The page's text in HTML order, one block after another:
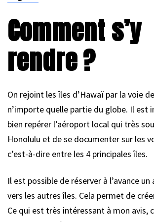
Comment s’y
rendre ?
On rejoint les îles d’Hawaï par la voie
n’importe quelle partie du globe. Il est
bien repérer l’aéroport local qui très
Honolulu et de se documenter sur les
c’est-à-dire entre les 4 principales îles.
Il est possible de réserver à l’avance
vers les autres îles. Cela permet de
Ce qui est très intéressant à mon avis,